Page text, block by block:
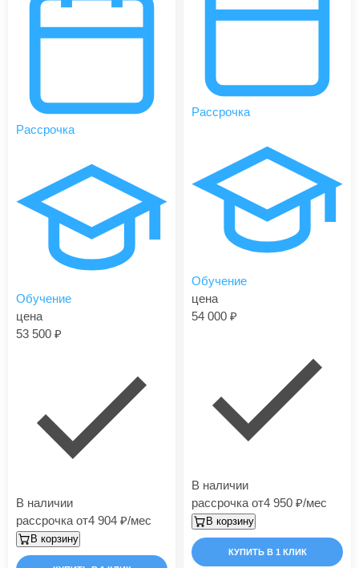
Рассрочка
Обучение
цена
53 500
В наличии
рассрочка от4 904 /мес
В корзину
Рассрочка
Обучение
цена
54 000
В наличии
рассрочка от4 950 /мес
В корзину
КУПИТЬ В 1 КЛИК